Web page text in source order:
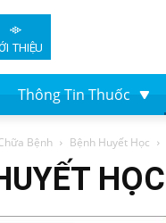
THIỆU
Thông Tin Thuốc
Bệnh Bệnh Huyết Học
HỌC